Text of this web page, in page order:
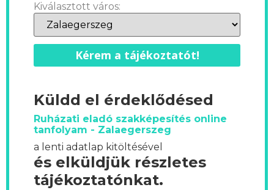
Kiválasztott város:
Kérem a tájékoztatót!
Küldd el érdeklődésed
Ruházati eladó szakképesítés online
tanfolyam - Zalaegerszeg
a lenti adatlap kitöltésével
és elküldjük részletes
tájékoztatónkat.